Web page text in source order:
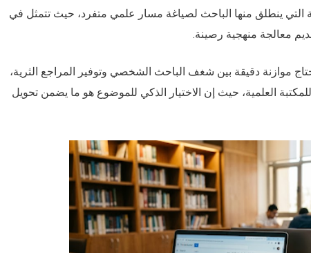
التي ينطلق منها الباحث لصياغة مسار علمي متفرد، حيث تتمثل في
معالجة منهجية رصينة.
موازنة دقيقة بين شغف الباحث الشخصي وتوفير المراجع الثرية،
العلمية، حيث إن الاختيار الذكي للموضوع هو ما يضمن تحويل